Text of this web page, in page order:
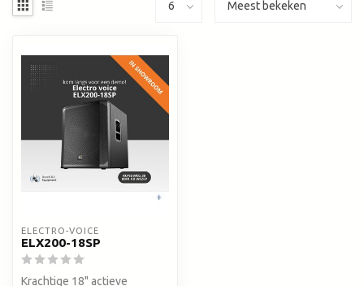
ELECTRO-VOICE
ELX200-18SP
Krachtige 18" actieve